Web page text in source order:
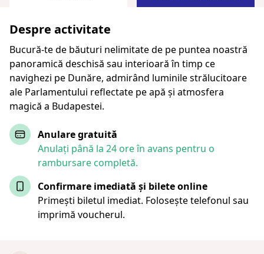
Despre activitate
Bucură-te de băuturi nelimitate de pe puntea noastră
panoramică deschisă sau interioară în timp ce
navighezi pe Dunăre, admirând luminile strălucitoare
ale Parlamentului reflectate pe apă și atmosfera
magică a Budapestei.
Anulare gratuită
Anulați până la 24 ore în avans pentru o
rambursare completă.
Confirmare imediată și bilete online
Primești biletul imediat. Folosește telefonul sau
imprimă voucherul.